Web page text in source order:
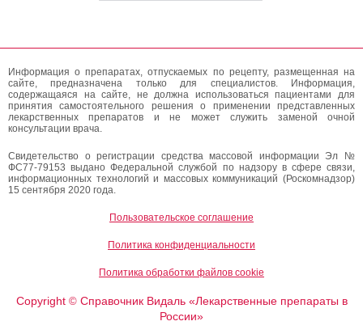
Информация о препаратах, отпускаемых по рецепту, размещенная на
сайте, предназначена только для специалистов. Информация,
содержащаяся на сайте, не должна использоваться пациентами для
принятия самостоятельного решения о применении представленных
лекарственных препаратов и не может служить заменой очной
консультации врача.
Свидетельство о регистрации средства массовой информации Эл №
ФС77-79153 выдано Федеральной службой по надзору в сфере связи,
информационных технологий и массовых коммуникаций (Роскомнадзор)
15 сентября 2020 года.
Пользовательское соглашение
Политика конфиденциальности
Политика обработки файлов cookie
Copyright ©Справочник Видаль «Лекарственные препараты в
России»